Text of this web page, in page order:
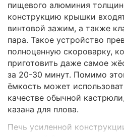
пищевого алюминия
конструкцию крышки
винтовой зажим, а также
пара. Такое устройство
полноценную скороварку,
приготовить даже самое
за 20-30 минут. Помимо
ёмкость может
качестве обычной
казана для плова.
Печь усиленной